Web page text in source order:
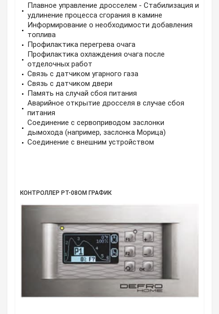
Плавное управление дросселем - Стабилизация и
удлинение процесса сгорания в камине
Информирование о необходимости добавления
топлива
Профилактика перегрева очага
Профилактика охлаждения очага после
отделочных работ
Связь с датчиком угарного газа
Связь с датчиком двери
Память на случай сбоя питания
Аварийное открытие дросселя в случае сбоя
питания
Соединение с сервоприводом заслонки
дымохода (например, заслонка Морица)
Соединение с внешним устройством
КОНТРОЛЛЕР РТ-08ОМ ГРАФИК